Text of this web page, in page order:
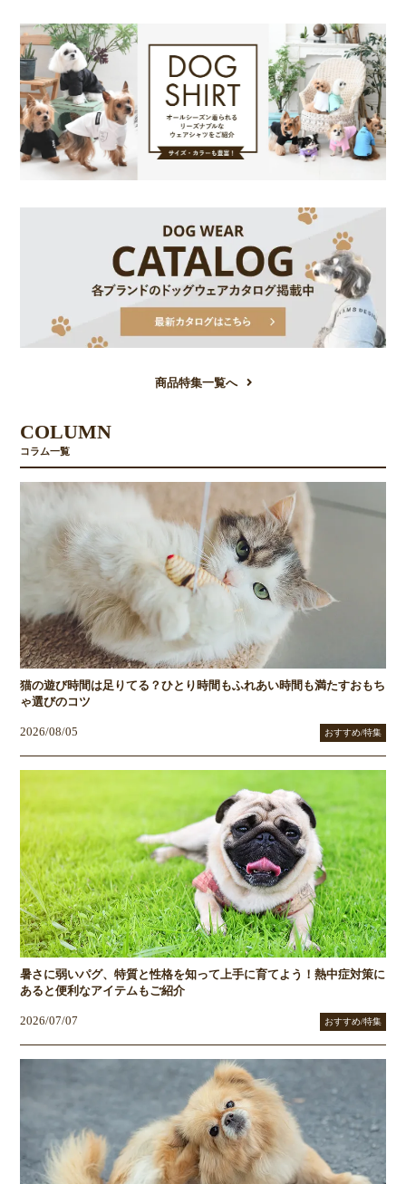
商品特集一覧へ
COLUMN
コラム一覧
猫の遊び時間は足りてる？ひとり時間もふれあい時間も満たすおもち
ゃ選びのコツ
2026/08/05 おすすめ/特集
暑さに弱いパグ、特質と性格を知って上手に育てよう！熱中症対策に
あると便利なアイテムもご紹介
2026/07/07 おすすめ/特集